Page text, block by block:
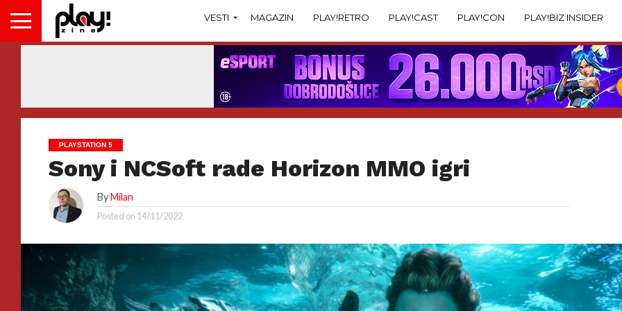
VESTI MAGAZIN PLAY!RETRO PLAY!CAST PLAY!CON PLAY!BIZ INSIDER
PLAYSTATION 5
Sony i NCSoft rade Horizon MMO igri
By Milan
Posted on 14/11/2022